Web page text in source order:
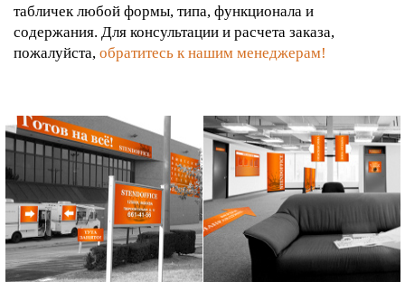
табличек любой формы, типа, функционала и
содержания. Для консультации и расчета заказа,
пожалуйста, обратитесь к нашим менеджерам!